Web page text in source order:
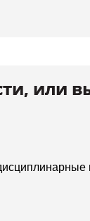
или